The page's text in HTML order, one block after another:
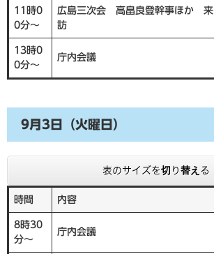
11時0
0分～
広島三次会 高畠良登幹事ほか 来
訪
13時0
0分～
庁内会議
9月3日（火曜日）
表のサイズを切り替える
時間 内容
8時30
分～
庁内会議